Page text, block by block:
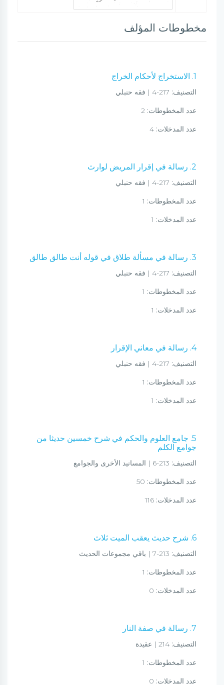
مخطوطات المؤلف
1. الاستخراج لأحكام الخراج
التصنيف:
عدد المخطوطات:
عدد المدخلات:
2. رسالة في إقرار المريض لوارث
التصنيف:
عدد المخطوطات:
عدد المدخلات:
3. رسالة في مسألة طلاق في قوله أنت طالق طالق
التصنيف:
عدد المخطوطات:
عدد المدخلات:
4. رسالة في معاني الإقرار
التصنيف:
عدد المخطوطات:
عدد المدخلات:
5. جامع العلوم والحكم في شرح خمسين حديثا من
جوامع الكلم
التصنيف:
عدد المخطوطات:
عدد المدخلات:
6. شرح حديث يعقب الميت ثلاث
التصنيف:
عدد المخطوطات:
عدد المدخلات:
7. رسالة في صفة النار
التصنيف:
عدد المخطوطات:
عدد المدخلات: